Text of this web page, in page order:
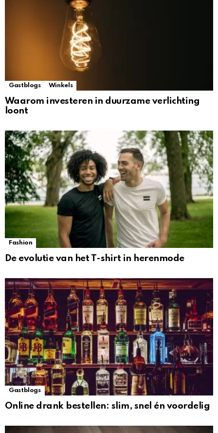
Gastblogs Winkels
Waarom investeren in duurzame verlichting
loont
Fashion
De evolutie van het T-shirt in herenmode
Gastblogs
Online drank bestellen: slim, snel én voordelig